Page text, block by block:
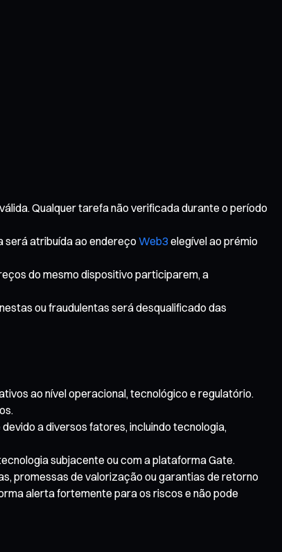
Qualquer tarefa não verificada durante o período
será atribuída ao endereçoWeb3 elegível ao prémio
do mesmo dispositivo participarem, a
ou fraudulentas será desqualificado das
ao nível operacional, tecnológico e regulatório.
a diversos fatores, incluindo tecnologia,
subjacente ou com a plataforma Gate.
promessas de valorização ou garantias de retorno
alerta fortemente para os riscos e não pode